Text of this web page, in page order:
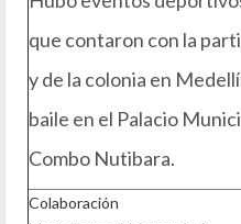
que contaron con la
y de la colonia en
baile en el Palacio
Combo Nutibara.
Colaboración